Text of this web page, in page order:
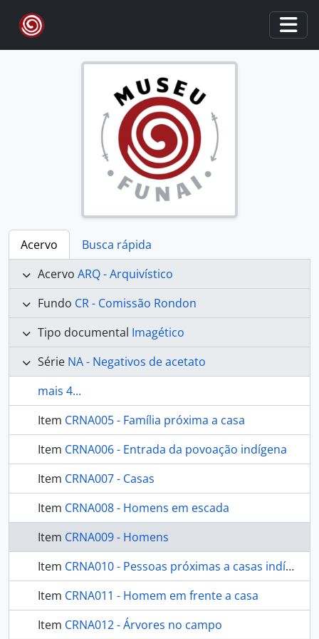
Skip to main content
Acervo
Busca rápida
Acervo ARQ - Arquivístico
Fundo CR - Comissão Rondon
Tipo documental Imagético
Série NA - Negativos de acetato
mais 4...
Item CRNA005 - Família próxima a casa
Item CRNA006 - Entrada da povoação indígena
Item CRNA007 - Casas
Item CRNA008 - Homens em escada
Item CRNA009 - Homens
Item CRNA010 - Pessoas próximas a casas indígenas
Item CRNA011 - Homem em frente a casa
Item CRNA012 - Árvores no campo